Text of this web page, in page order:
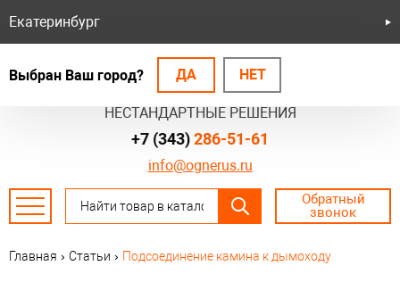
БЕЗОПАСНЫЕ СИСТЕМЫ
НЕСТАНДАРТНЫЕ РЕШЕНИЯ
Екатеринбург
Выбран Ваш город? ДА НЕТ
info@ognerus.ru
+7 (343)286-51-61
Обратный
звонок
Главная › Статьи › Подсоединение камина к дымоходу